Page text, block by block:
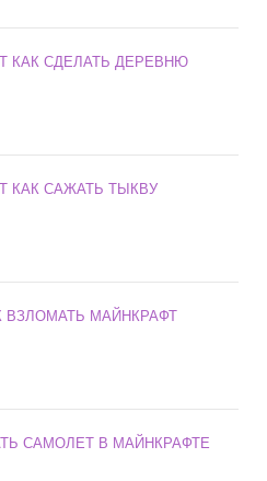
КАК СДЕЛАТЬ ДЕРЕВНЮ
КАК САЖАТЬ ТЫКВУ
ВЗЛОМАТЬ МАЙНКРАФТ
САМОЛЕТ В МАЙНКРАФТЕ